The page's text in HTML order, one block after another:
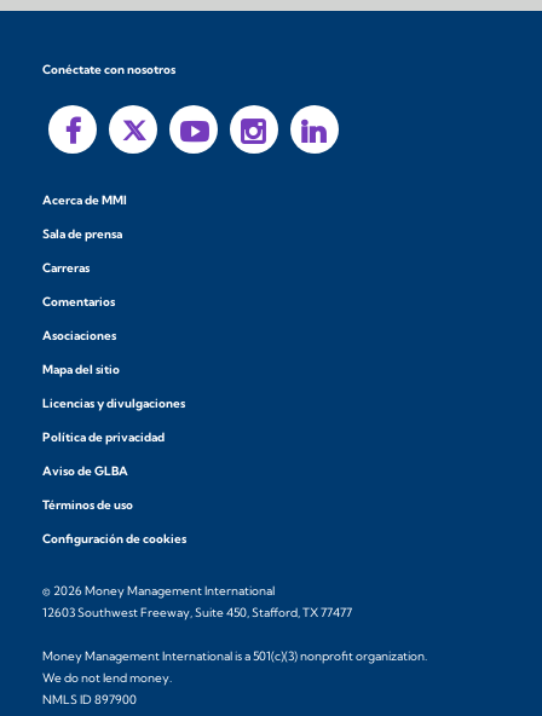
Conéctate con nosotros
Acerca de MMI
Sala de prensa
Carreras
Comentarios
Asociaciones
Mapa del sitio
Licencias y divulgaciones
Política de privacidad
Aviso de GLBA
Términos de uso
Configuración de cookies
© 2026 Money Management International
12603 Southwest Freeway, Suite 450, Stafford, TX 77477
Money Management International is a 501(c)(3) nonprofit organization.
We do not lend money.
NMLS ID 897900